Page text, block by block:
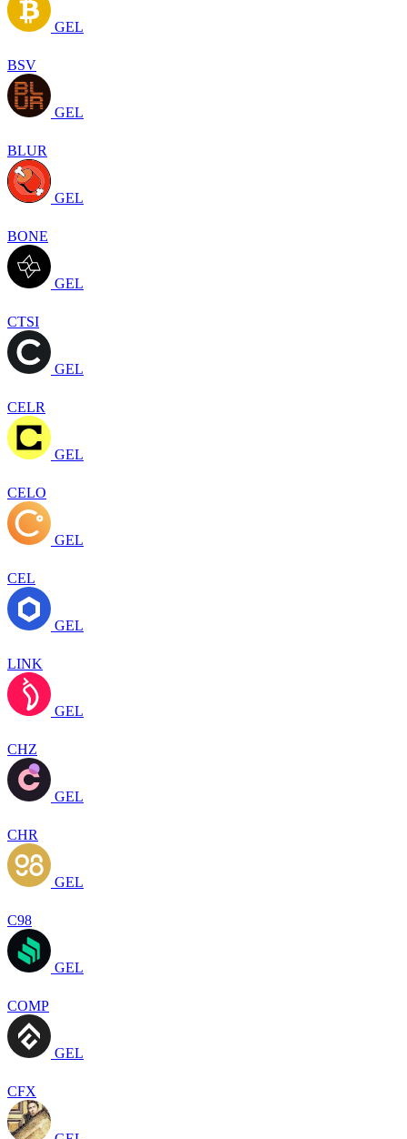
GEL
BSV
GEL
BLUR
GEL
BONE
GEL
CTSI
GEL
CELR
GEL
CELO
GEL
CEL
GEL
LINK
GEL
CHZ
GEL
CHR
GEL
C98
GEL
COMP
GEL
CFX